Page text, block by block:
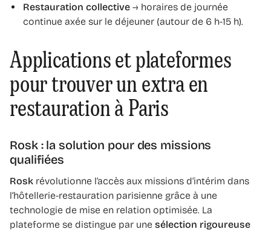
Restauration collective → horaires de journée
continue axée sur le déjeuner (autour de 6 h-15 h).
Applications et plateformes
pour trouver un extra en
restauration à Paris
Rosk : la solution pour des missions
qualifiées
Rosk révolutionne l’accès aux missions d’intérim dans
l’hôtellerie-restauration parisienne grâce à une
technologie de mise en relation optimisée. La
plateforme se distingue par une sélection rigoureuse